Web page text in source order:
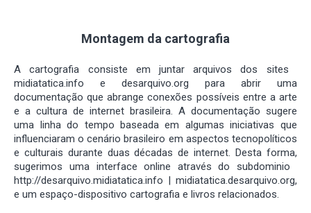
Montagem da cartografia
A cartografia consiste em juntar arquivos dos sites ​
midiatatica.info e desarquivo.org para abrir uma
documentação que abrange conexões possíveis entre a arte
e a cultura de internet brasileira. A documentação sugere
uma linha do tempo baseada em algumas iniciativas que
influenciaram o cenário brasileiro em aspectos tecnopolíticos
e culturais durante duas décadas de internet. Desta forma,
sugerimos uma interface online através do subdominio ​
http://desarquivo.midiatatica.info | midiatatica.desarquivo.org​,
e um espaço-dispositivo cartografia e livros relacionados.